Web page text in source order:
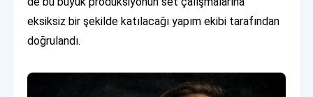
eksiksiz bir şekilde katılacağı yapım ekibi tarafından
doğrulandı.